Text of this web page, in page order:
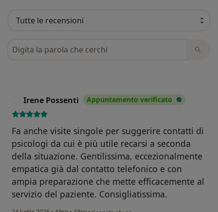
Cerca nelle recensioni
Irene Possenti Appuntamento verificato
Fa anche visite singole per suggerire contatti di
psicologi da cui è più utile recarsi a seconda
della situazione. Gentilissima, eccezionalmente
empatica già dal contatto telefonico e con
ampia preparazione che mette efficacemente al
servizio del paziente. Consigliatissima.
secondo l'opinione dell'utente Irene Possenti